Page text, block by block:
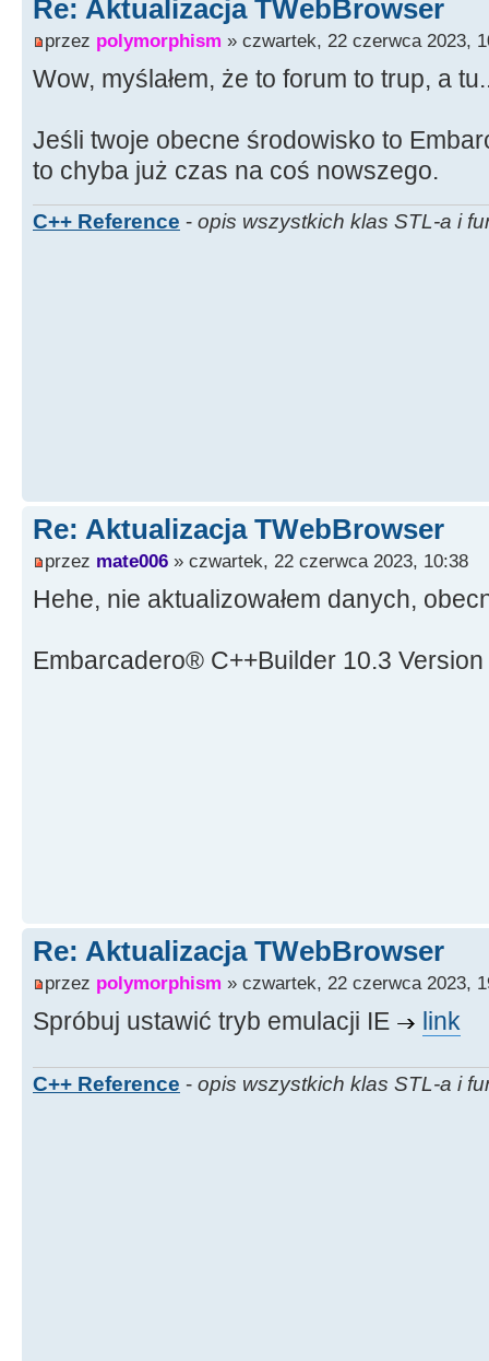
Re: Aktualizacja TWebBrowser
przez polymorphism » czwartek, 22 czerwca 2023,
Wow, myślałem, że to forum to trup, a
Jeśli twoje obecne środowisko to
to chyba już czas na coś nowszego.
C++ Reference - opis wszystkich klas STL-a i
Re: Aktualizacja TWebBrowser
przez mate006 » czwartek, 22 czerwca 2023, 10:38
Hehe, nie aktualizowałem danych,
Embarcadero® C++Builder 10.3
Re: Aktualizacja TWebBrowser
przez polymorphism » czwartek, 22 czerwca 2023,
Spróbuj ustawić tryb emulacji IE link
C++ Reference - opis wszystkich klas STL-a i